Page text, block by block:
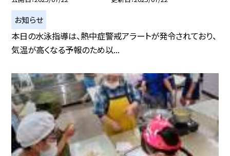
お知らせ
本日の水泳指導は、熱中症警戒アラートが発令されており、
気温が高くなる予報のため以...